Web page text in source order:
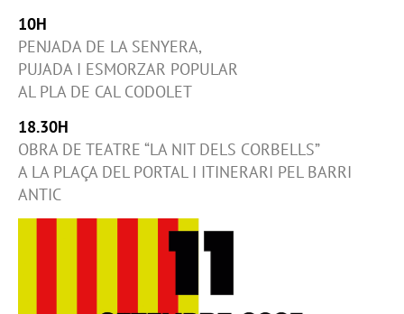
10H
PENJADA DE LA SENYERA,
PUJADA I ESMORZAR POPULAR
AL PLA DE CAL CODOLET
18.30H
OBRA DE TEATRE “LA NIT DELS CORBELLS”
A LA PLAÇA DEL PORTAL I ITINERARI PEL BARRI
ANTIC